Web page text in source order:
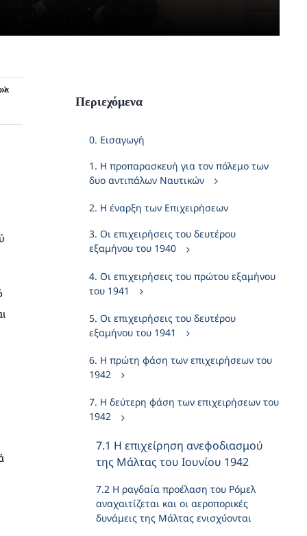
»«
Περιεχόμενα
0. Εισαγωγή
1. Η προπαρασκευή για τον πόλεμο των
δυο αντιπάλων Ναυτικών
2. Η έναρξη των Επιχειρήσεων
3. Οι επιχειρήσεις του δευτέρου
εξαμήνου του 1940
4. Οι επιχειρήσεις του πρώτου εξαμήνου
του 1941
5. Οι επιχειρήσεις του δευτέρου
εξαμήνου του 1941
6. Η πρώτη φάση των επιχειρήσεων του
1942
7. Η δεύτερη φάση των επιχειρήσεων του
1942
7.1 Η επιχείρηση ανεφοδιασμού
της Μάλτας του Ιουνίου 1942
7.2 Η ραγδαία προέλαση του Ρόμελ
αναχαιτίζεται και οι αεροπορικές
δυνάμεις της Μάλτας ενισχύονται